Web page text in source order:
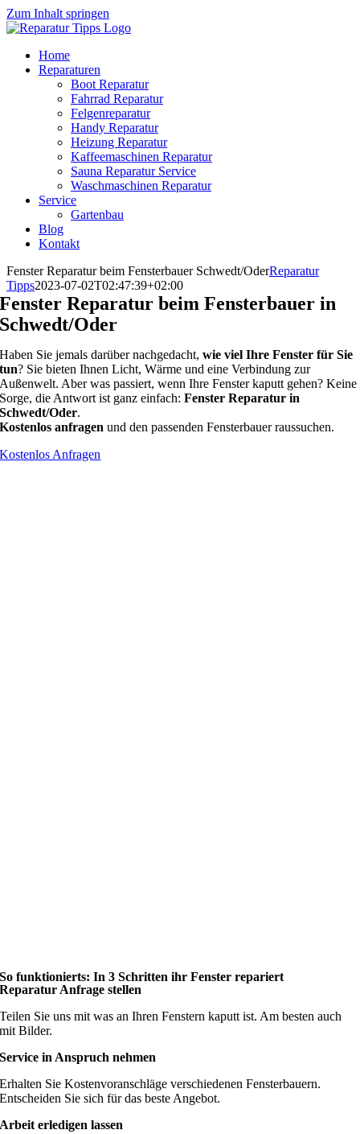
Zum Inhalt springen
Home
Reparaturen
Boot Reparatur
Fahrrad Reparatur
Felgenreparatur
Handy Reparatur
Heizung Reparatur
Kaffeemaschinen Reparatur
Sauna Reparatur Service
Waschmaschinen Reparatur
Service
Gartenbau
Blog
Kontakt
Fenster Reparatur beim Fensterbauer Schwedt/OderReparatur
Tipps2023-07-02T02:47:39+02:00
Fenster Reparatur beim Fensterbauer in
Schwedt/Oder
Haben Sie jemals darüber nachgedacht,wie viel Ihre Fenster für Sie
tun? Sie bieten Ihnen Licht, Wärme und eine Verbindung zur
Außenwelt. Aber was passiert, wenn Ihre Fenster kaputt gehen? Keine
Sorge, die Antwort ist ganz einfach: Fenster Reparatur in
Schwedt/Oder.
Kostenlos anfragen und den passenden Fensterbauer raussuchen.
Kostenlos Anfragen
So funktionierts: In 3 Schritten ihr Fenster repariert
Reparatur Anfrage stellen
Teilen Sie uns mit was an Ihren Fenstern kaputt ist. Am besten auch
mit Bilder.
Service in Anspruch nehmen
Erhalten Sie Kostenvoranschläge verschiedenen Fensterbauern.
Entscheiden Sie sich für das beste Angebot.
Arbeit erledigen lassen